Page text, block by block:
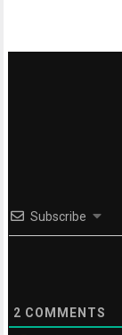
Subscribe
2 COMMENTS